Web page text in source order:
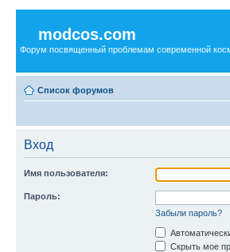
modcos.com
Форум посвященный проблемам современной
Список форумов
Вход
Имя пользователя:
Пароль:
Забыли пароль?
Скрыть мое